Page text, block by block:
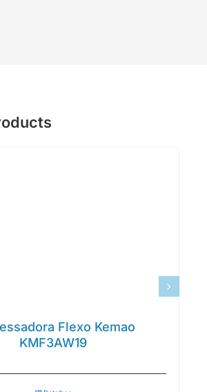
Flexo Kemao
KMF3AW19